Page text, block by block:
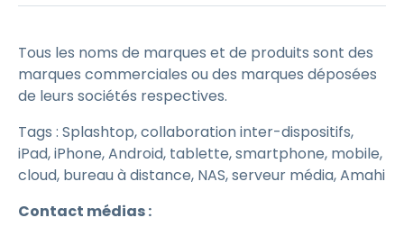
Tous les noms de marques et de produits sont des
marques commerciales ou des marques déposées
de leurs sociétés respectives.
Tags : Splashtop, collaboration inter-dispositifs,
iPad, iPhone, Android, tablette, smartphone, mobile,
cloud, bureau à distance, NAS, serveur média, Amahi
Contact médias :